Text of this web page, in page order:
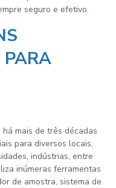
seguro e efetivo.
PARA
mais de três décadas
para diversos locais,
indústrias, entre
inúmeras ferramentas
de amostra, sistema de